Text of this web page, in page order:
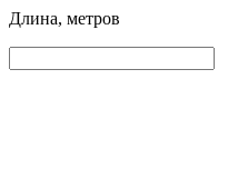
Длина, метров